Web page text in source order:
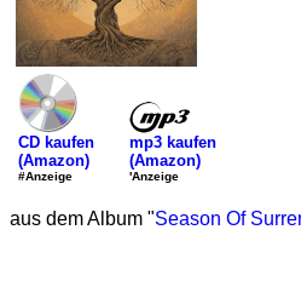
CD kaufen
(Amazon)
#Anzeige
mp3 kaufen
(Amazon)
'Anzeige
aus dem Album "Season Of